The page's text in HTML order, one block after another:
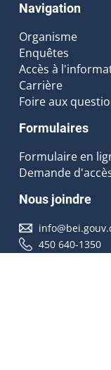
Navigation
Organisme
Enquêtes
Accès à
Carrière
Foire aux
Formulaires
Formulaire en
Demande
Nous joindre
450 640-1350